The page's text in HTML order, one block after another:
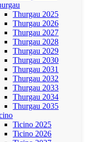
Thurgau 2025
Thurgau 2026
Thurgau 2027
Thurgau 2028
Thurgau 2029
Thurgau 2030
Thurgau 2031
Thurgau 2032
Thurgau 2033
Thurgau 2034
Thurgau 2035
Ticino 2025
Ticino 2026